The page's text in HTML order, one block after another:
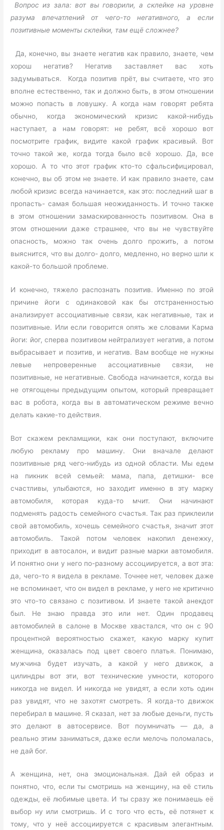
Вопрос из зала: вот вы говорили, а склейке на уровне
разума впечатлений от чего-то негативного, а если
позитивные моменты склейки, там ещё сложнее?
Да, конечно, вы знаете негатив как правило, знаете, чем
хорош негатив? Негатив заставляет вас хоть
задумываться. Когда позитив прёт, вы считаете, что это
вполне естественно, так и должно быть, в этом отношении
можно попасть в ловушку. А когда нам говорят ребята
обычно, когда экономический кризис какой-нибудь
наступает, а нам говорят: не ребят, всё хорошо вот
посмотрите график, видите какой график красивый. Вот
точно такой же, когда тогда было всё хорошо. Да, все
хорошо. А то что этот график кто-то сфальсифицировал,
конечно, вы об этом не знаете. И как правило знаете, сам
любой кризис всегда начинается, как это: последний шаг в
пропасть- самая большая неожиданность. И точно также
в этом отношении замаскированность позитивом. Она в
этом отношении даже страшнее, что вы не чувствуйте
опасность, можно так очень долго прожить, а потом
выяснится, что вы долго- долго, медленно, но верно шли к
какой-то большой проблеме.
И конечно, тяжело распознать позитив. Именно по этой
причине йоги с одинаковой как бы отстраненностью
анализирует ассоциативные связи, как негативные, так и
позитивные. Или если говорится опять же словами Карма
йоги: йог, сперва позитивом нейтрализует негатив, а потом
выбрасывает и позитив, и негатив. Вам вообще не нужны
левые непроверенные ассоциативные связи, не
позитивные, не негативные. Свобода начинается, когда вы
не отягощены предыдущим опытом, который превращает
вас в робота, когда вы в автоматическом режиме вечно
делать какие-то действия.
Вот скажем рекламщики, как они поступают, включите
любую рекламу про машину. Они вначале делают
позитивные ряд чего-нибудь из одной области. Мы едем
на пикник всей семьей: мама, папа, детишки- все
счастливы, улыбаются, но заходит именно в эту марку
автомобиля, которая куда-то мчит. Они начинают
подменять радость семейного счастья. Так раз приклеили
свой автомобиль, хочешь семейного счастья, значит этот
автомобиль. Такой потом человек накопил денежку,
приходит в автосалон, и видит разные марки автомобиля.
И понятно они у него по-разному ассоциируется, а вот эта:
да, чего-то я видела в рекламе. Точнее нет, человек даже
не вспоминает, что он видел в рекламе, у него не критично
это что-то связано с позитивом. И знаете такой анекдот
был. Не знаю правда это или нет. Один продавец
автомобилей в салоне в Москве хвастался, что он с 90
процентной вероятностью скажет, какую марку купит
женщина, оказалась под цвет своего платья. Понимаю,
мужчина будет изучать, а какой у него движок, а
цилиндры вот эти, вот технические умности, которого
никогда не видел. И никогда не увидят, а если хоть один
раз увидят, что не захотят смотреть. Я когда-то движок
перебирал в машине. Я сказал, нет за любые деньги, пусть
это делают в автосервисе. Вот поумничать — да, а
реально этим заниматься, даже если мелочь поломалась,
не дай бог.
А женщина, нет, она эмоциональная. Дай ей образ и
понятно, что, если ты смотришь на женщину, на её стиль
одежды, её любимые цвета. И ты сразу же понимаешь её
выбор ну или смотришь. И с того что есть, её потянет к
тому, что у неё ассоциируется с красивым элегантным.